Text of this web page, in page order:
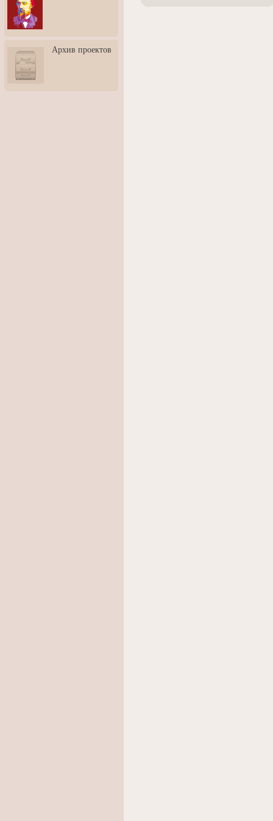
3: Обусловленности
человека и их влияние на
карьеру
скульптором Дмитрием
Тугариновым
АртБульвар в День города
Архив проектов